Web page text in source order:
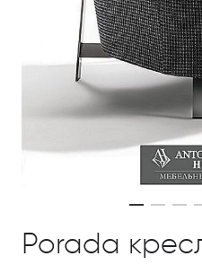
Porada